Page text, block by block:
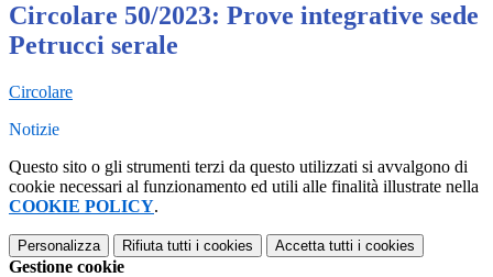
Circolare 50/2023: Prove integrative sede
Petrucci serale
Circolare
Notizie
Questo sito o gli strumenti terzi da questo utilizzati si avvalgono di
cookie necessari al funzionamento ed utili alle finalità illustrate nella
COOKIE POLICY.
Personalizza Rifiuta tutti i cookies Accetta tutti i cookies
Gestione cookie